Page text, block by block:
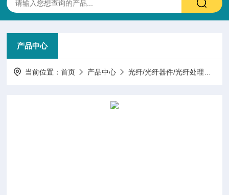
产品中心
当前位置：首页 产品中心 光纤/光纤器件/光纤处理